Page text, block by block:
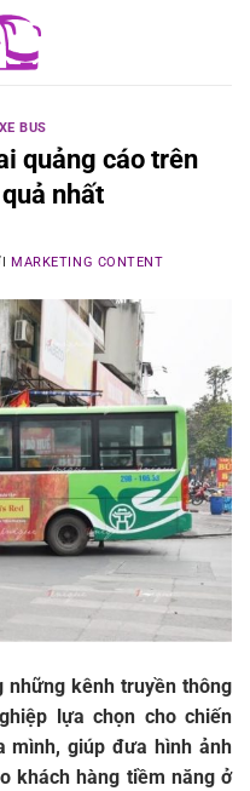
BUS
quảng cáo trên
nhất
MARKETING CONTENT
những kênh truyền thông
lựa chọn cho chiến
mình, giúp đưa hình ảnh
khách hàng tiềm năng ở